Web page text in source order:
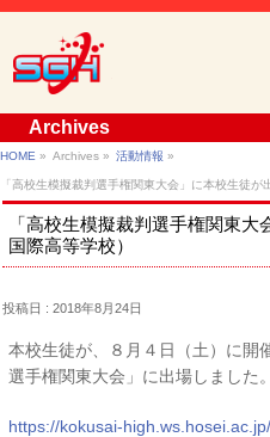
Archives
HOME » Archives » 活動情報 »
「高校生模擬裁判選手権関東大会」に本校生徒が
「高校生模擬裁判選手権関東
国際高等学校）
投稿日 : 2018年8月24日
本校生徒が、８月４日（土）に開
選手権関東大会」に出場しました
https://kokusai-